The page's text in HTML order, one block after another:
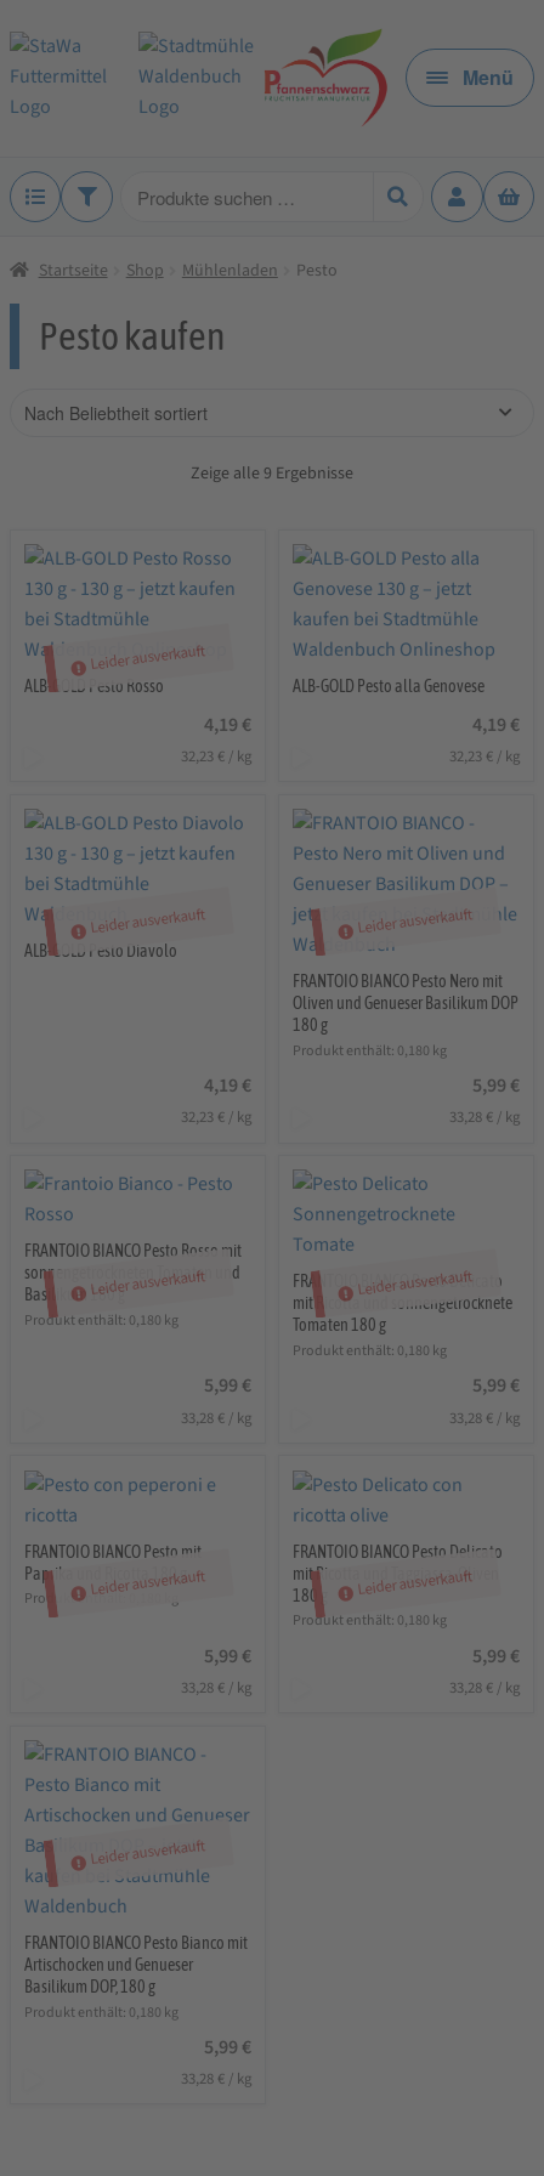
Zur
Navigation
springen
Zum
Inhalt
springen
Menü
Produkte
Startseite Shop Mühlenladen Pesto
Pesto kaufen
Zeige alle 9 Ergebnisse
Leider ausverkauft
ALB-GOLD Pesto Rosso
4,19 €
32,23 € / kg
ALB-GOLD Pesto alla Genovese
4,19 €
32,23 €/ kg
Leider ausverkauft
ALB-GOLD Pesto Diavolo
4,19 €
32,23 € / kg
Leider ausverkauft
FRANTOIO BIANCO Pesto Nero mit
Oliven und Genueser Basilikum DOP
180 g
Produkt enthält: 0,180 kg
5,99 €
33,28 €/ kg
Leider ausverkauft
FRANTOIO BIANCO Pesto Rosso mit
sonnengetrockneten Tomaten und
Basilikum 180 g
Produkt enthält: 0,180 kg
5,99 €
33,28 € / kg
Leider ausverkauft
FRANTOIO BIANCO Pesto Delicato
mit Ricotta und sonnengetrocknete
Tomaten 180 g
Produkt enthält: 0,180 kg
5,99 €
33,28 €/ kg
Leider ausverkauft
FRANTOIO BIANCO Pesto mit
Paprika und Ricotta 180 g
Produkt enthält: 0,180 kg
5,99 €
33,28 € / kg
Leider ausverkauft
FRANTOIO BIANCO Pesto Delicato
mit Ricotta und Taggiasca-Oliven
180 g
Produkt enthält: 0,180 kg
5,99 €
33,28 €/ kg
Leider ausverkauft
FRANTOIO BIANCO Pesto Bianco mit
Artischocken und Genueser
Basilikum DOP, 180 g
Produkt enthält: 0,180 kg
5,99 €
33,28 € / kg